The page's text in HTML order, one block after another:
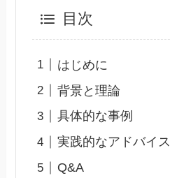
目次
はじめに
背景と理論
具体的な事例
実践的なアドバイス
Q&A